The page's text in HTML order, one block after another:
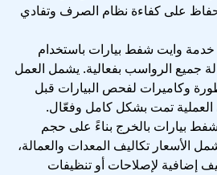
على كفاءة نظام الصرف وتفادي
وايت شفط بيارات باستخدام
جميع الرواسب بفعالية. يشمل العمل
وكاميرات لفحص البيارات قبل
العملية تمت بشكل كامل وفعّال.
بيارات بالخرج بناءً على حجم
الأسعار تكاليف المعدات والعمالة،
إضافية لإصلاحات أو تنظيفات